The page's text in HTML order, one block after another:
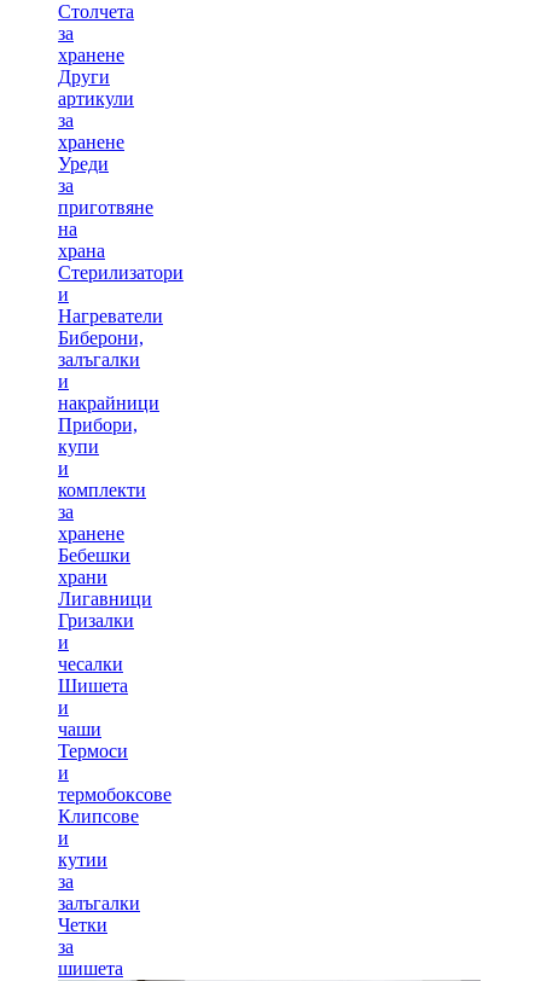
Столчета
за
хранене
Други
артикули
за
хранене
Уреди
за
приготвяне
на
храна
Стерилизатори
и
Нагреватели
Биберони,
залъгалки
и
накрайници
Прибори,
купи
и
комплекти
за
хранене
Бебешки
храни
Лигавници
Гризалки
и
чесалки
Шишета
и
чаши
Термоси
и
термобоксове
Клипсове
и
кутии
за
залъгалки
Четки
за
шишета